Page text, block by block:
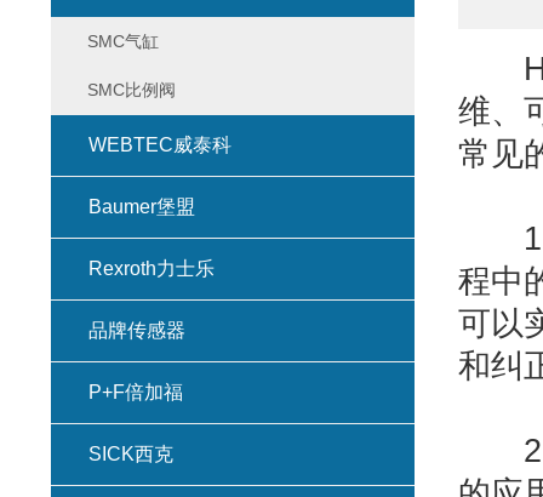
维、
常见
1、
程中
可以
和纠
2、
SMC气缸
SMC比例阀
WEBTEC威泰科
Baumer堡盟
Rexroth力士乐
品牌传感器
P+F倍加福
SICK西克